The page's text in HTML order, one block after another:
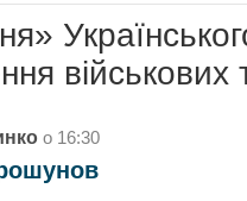
військових
о 16:30